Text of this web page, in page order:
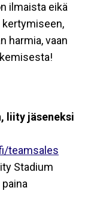
ilmaista eikä
harmia, vaan
liity jäseneksi
teamsales
Stadium